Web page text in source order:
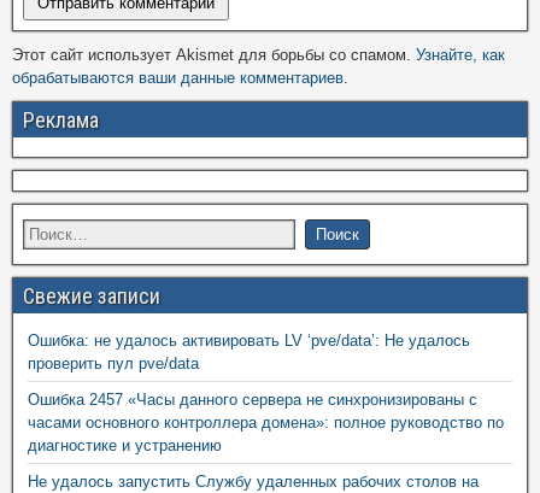
Этот сайт использует Akismet для борьбы со спамом. Узнайте, как
обрабатываются ваши данные комментариев.
Реклама
Свежие записи
Ошибка: не удалось активировать LV ‘pve/data’: Не удалось
проверить пул pve/data
Ошибка 2457 «Часы данного сервера не синхронизированы с
часами основного контроллера домена»: полное руководство по
диагностике и устранению
Не удалось запустить Службу удаленных рабочих столов на